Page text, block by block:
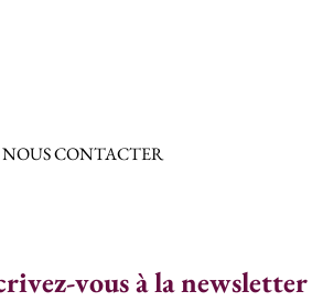
NOUS CONTACTER
vous à la newsletter